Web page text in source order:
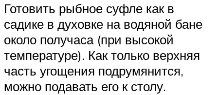
Готовить рыбное суфле как в
садике в духовке на водяной бане
около получаса (при высокой
температуре). Как только верхняя
часть угощения подрумянится,
можно подавать его к столу.